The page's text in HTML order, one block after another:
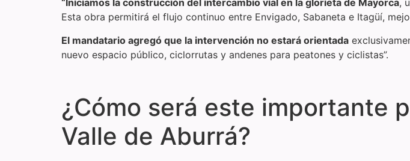
“Iniciamos la construcción del intercambio vial en la glorieta de Mayorca,
Esta obra permitirá el flujo continuo entre Envigado, Sabaneta e Itagüí,
El mandatario agregó que la intervención no estará orientada
nuevo espacio público, ciclorrutas y andenes para peatones y ciclistas”.
¿Cómo será este importante
Valle de Aburrá?